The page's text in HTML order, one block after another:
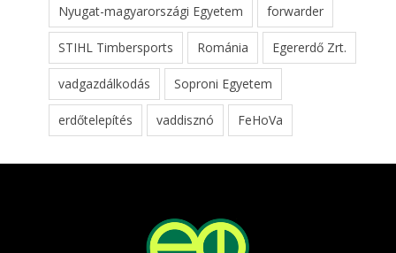
Nyugat-magyarországi Egyetem forwarder
STIHL Timbersports Románia Egererdő Zrt.
vadgazdálkodás Soproni Egyetem
erdőtelepítés vaddisznó FeHoVa